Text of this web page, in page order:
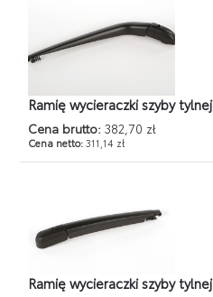
Ramię wycieraczki szyby tylnej
Cena brutto: 382,70 zł
Cena netto:311,14 zł
Ramię wycieraczki szyby tylnej